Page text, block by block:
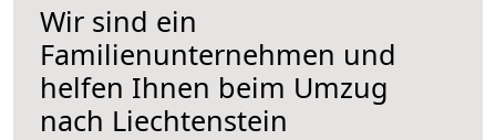
Wir sind ein
Familienunternehmen und
helfen Ihnen beim Umzug
nach Liechtenstein